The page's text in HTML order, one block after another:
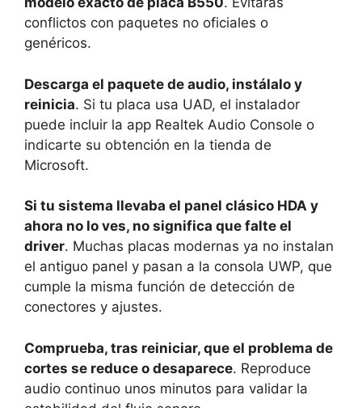
conflictos con paquetes no oficiales o
genéricos.
Descarga el paquete de audio, instálalo y
reinicia. Si tu placa usa UAD, el instalador
puede incluir la app Realtek Audio Console o
indicarte su obtención en la tienda de
Microsoft.
Si tu sistema llevaba el panel clásico HDA y
ahora no lo ves, no significa que falte el
driver. Muchas placas modernas ya no instalan
el antiguo panel y pasan a la consola UWP, que
cumple la misma función de detección de
conectores y ajustes.
Comprueba, tras reiniciar, que el problema de
cortes se reduce o desaparece. Reproduce
audio continuo unos minutos para validar la